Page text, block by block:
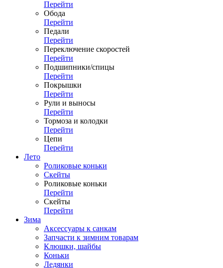
Перейти
Обода
Перейти
Педали
Перейти
Переключение скоростей
Перейти
Подшипники/спицы
Перейти
Покрышки
Перейти
Рули и выносы
Перейти
Тормоза и колодки
Перейти
Цепи
Перейти
Лето
Роликовые коньки
Скейты
Роликовые коньки
Перейти
Скейты
Перейти
Зима
Аксессуары к санкам
Запчасти к зимним товарам
Клюшки, шайбы
Коньки
Ледянки